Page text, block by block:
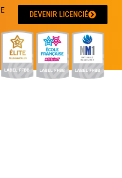
DEVENIR LICENCIÉ